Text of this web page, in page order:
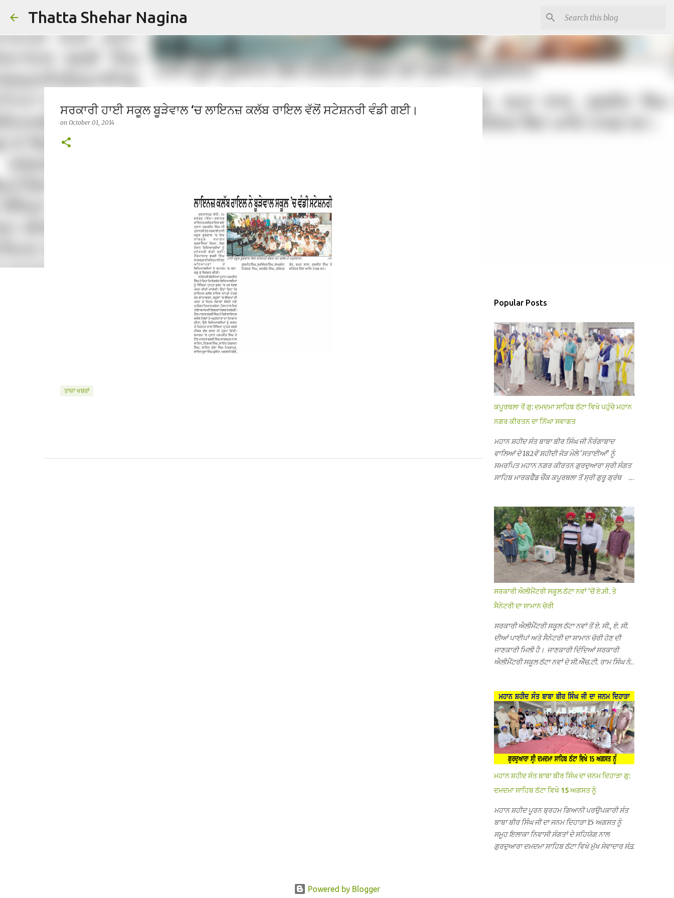
Thatta Shehar Nagina
ਸਰਕਾਰੀ ਹਾਈ ਸਕੂਲ ਬੂੜੇਵਾਲ ‘ਚ ਲਾਇਨਜ਼ ਕਲੱਬ ਰਾਇਲ ਵੱਲੋਂ ਸਟੇਸ਼ਨਰੀ ਵੰਡੀ ਗਈ।
on October 01, 2014
ਤਾਜ਼ਾ ਖਬਰਾਂ
Popular Posts
ਕਪੂਰਥਲਾ ਤੋਂ ਗੁ: ਦਮਦਮਾ ਸਾਹਿਬ ਠੱਟਾ ਵਿਖੇ ਪਹੁੰਚੇ ਮਹਾਨ
ਨਗਰ ਕੀਰਤਨ ਦਾ ਨਿੱਘਾ ਸਵਾਗਤ
ਮਹਾਨ ਸ਼ਹੀਦ ਸੰਤ ਬਾਬਾ ਬੀਰ ਸਿੰਘ ਜੀ ਨੌਰੰਗਾਬਾਦ
ਵਾਲਿਆਂ ਦੇ 182ਵੇਂ ਸ਼ਹੀਦੀ ਜੋੜ ਮੇਲੇ 'ਸਤਾਈਆਂ' ਨੂੰ
ਸਮਰਪਿਤ ਮਹਾਨ ਨਗਰ ਕੀਰਤਨ ਗੁਰਦੁਆਰਾ ਸ੍ਰੀ ਸੰਗਤ
ਸਾਹਿਬ ਮਾਰਕਫੈੱਡ ਚੌਂਕ ਕਪੂਰਥਲਾ ਤੋਂ ਸ੍ਰੀ ਗੁਰੂ ਗ੍ਰੰਥ
ਭਗਤਪੁਰ, ਭਗਵਾਨਪੁਰ, ਝੁੱਗੀਆਂ ਗੁਲਾਮ, ਮਜਾਦਪੁਰ,
ਕੁੱਲੀਆਂ, ਰੱਤਾ ਨੌ ਅਬਾਦ, ਕੋਲੀਆਂਵਾਲ, ਅੱਡਾ ਸਾਬੂਵਾਲ,
ਦਰੀਏਵਾਲ, ਟੋਡਰਵਾਲ, ਨਵਾਂ ਠੱਟਾ, ਪੁਰਾਣਾ ਠੱਟਾ ਤੋਂ ਹੁੰਦਾ
ਹੋਇਆ ਗੁਰਦੁਆਰਾ ਸ੍ਰੀ ਦਮਦਮਾ ਸਾਹਿਬ ਠੱਟਾ ਵਿਖੇ
ਪਹੁੰਚਿਆ। ਨਗਰ ਕੀਰਤਨ ਦੇ ਗੁਰਦੁਆਰਾ ਸ੍ਰੀ ਦਮਦਮਾ
ਸਾਹਿਬ ਠੱਟਾ ਵਿਖੇ ਪਹੁੰਚਣ ’ਤੇ ਮੁੱਖ ਸੇਵਾਦਾਰ ਸੰਤ ਬਾਬਾ
ਹਰਜੀਤ ਸਿੰਘ ਤੇ ਇਲਾਕੇ ਦੀਆਂ ਸੰਗਤਾਂ ਵੱਲੋਂ ਜੈਕਾਰਿਆਂ ਦੀ
ਗੂੰਜ ਵਿਚ ਨਿੱਘਾ ਸਵਾਗਤ ਕੀਤਾ ਗਿਆ। ਗੁਰਦੁਆਰਾ ਸ੍ਰੀ
ਦਮਦਮਾ ਸਾਹਿਬ ਠੱਟਾ ਵਿਖੇ ਨਗਰ ਕੀਰਤਨ ਦੇ ਸਮਾਪਤੀ ਦੀ
ਅਰਦਾਸ ਹੋਈ। ਇਸ ਮੌਕੇ ਪੰਜ ਪਿਆਰੇ ਸਾਹਿਬਾਨ ਤੇ ਨਗਰ
ਕੀਰਤਨ ਦੇ ਪ੍ਰਬੰਧਕਾਂ ਦਾ ਗੁਰਦੁਆਰਾ ਦਮਦਮਾ ਸਾਹਿਬ
ਠੱਟਾ ਦੇ ਮੁੱਖ ਸੇਵਾਦਾਰ ਸੰਤ ਬਾਬਾ ਹਰਜੀਤ ਸਿੰਘ ਵੱਲੋਂ
ਸਿਰੋਪਾਓ ਦੇ ਕੇ ਵਿਸ਼ੇਸ਼ ਤੌਰ ’ਤੇ ਸਨਮਾਨ ਕੀਤਾ ਗਿਆ।
ਨਿੱਘਾ ਸਵਾਗਤ ਕੀਤਾ ਗਿਆ ਤੇ ਨਗਰ ਕੀਰਤਨ ਦੀਆਂ ਸ...
ਸਰਕਾਰੀ ਐਲੀਮੈਂਟਰੀ ਸਕੂਲ ਠੱਟਾ ਨਵਾਂ ’ਚੋਂ ਏ.ਸੀ. ਤੇ
ਸੈਨੇਟਰੀ ਦਾ ਸਾਮਾਨ ਚੋਰੀ
ਸਰਕਾਰੀ ਐਲੀਮੈਂਟਰੀ ਸਕੂਲ ਠੱਟਾ ਨਵਾਂ ਤੋਂ ਏ. ਸੀ., ਏ. ਸੀ.
ਦੀਆਂ ਪਾਈਪਾਂ ਅਤੇ ਸੈਨੇਟਰੀ ਦਾ ਸਾਮਾਨ ਚੋਰੀ ਹੋਣ ਦੀ
ਜਾਣਕਾਰੀ ਮਿਲੀ ਹੈ। ਜਾਣਕਾਰੀ ਦਿੰਦਿਆਂ ਸਰਕਾਰੀ
ਐਲੀਮੈਂਟਰੀ ਸਕੂਲ ਠੱਟਾ ਨਵਾਂ ਦੇ ਸੀ.ਐੱਚ.ਟੀ. ਰਾਮ ਸਿੰਘ ਨੇ
ਹੋਣ ਤੇ ਜਦੋਂ ਉਨ੍ਹਾਂ ਨੂੰ ਸ਼ੱਕ ਪਿਆ ਤਾਂ ਕਮਰਿਆਂ ਦੀਆਂ ਛੱਤਾਂ
’ਤੇ ਜਾ ਕੇ ਦੇਖਿਆ। ਉੱਥੇ ਇੱਕ ਏ.ਸੀ.ਦਾ ਆਊਟ ਡੋਰ ਯੂਨਿਟ
ਗ਼ਾਇਬ ਸੀ ਅਤੇ ਦੂਜੇ ਦੋਵਾਂ ਏ. ਸੀਜ਼ ਦੀਆਂ ਪਾਈਪਾਂ ਚੋਰੀ
ਕੀਤੀਆਂ ਹੋਈਆਂ ਸਨ। ਉਨ੍ਹਾਂ ਦੱਸਿਆ ਕਿ ਉਹ ਛੁੱਟੀਆਂ
ਦੌਰਾਨ ਵੀ ਸਕੂਲ ਗੇੜਾ ਮਾਰਦੇ ਸਨ ਅਤੇ 20 ਜੂਨ ਤੱਕ ਸਭ
ਠੀਕ ਸੀ। ਚੋਰੀ ਦੀ ਘਟਨਾ 20 ਤੋਂ 30 ਜੂਨ ਵਿਚਕਾਰ ਹੋਈ
ਜਾਪਦੀ ਹੈ। ਇਸ ਮੌਕੇ ਸਕੂਲ ਸਟਾਫ ਮੈਂਬਰਾਂ ਅੰਜੂ ਬਾਲਾ,
ਟੋਡਰਵਾਲ ਨੇ ਦੱਸਿਆ ਕਿ ਸਕੂਲ ਵਿੱਚ ਪਿਛਲੇ ਸਾਲ ਤਿੰਨ ਏ.
ਸੀ. ਲਾਉਣ ਦੀ ਸੇਵਾ ਸੀ.ਐੱਚ.ਟੀ. ਰਾਮ ਸਿੰਘ ਵੱਲੋਂ ਕੀਤੀ ਗਈ
ਸੀ ਜਿਸ ਦੀ ਮਾਪਿਆਂ ਨੇ ਖੂਬ ਪ੍ਰਸੰਸਾ ਕੀਤੀ ਸੀ। ਉਨ੍ਹਾਂ
ਦੱਸਿਆ ਕਿ ਏਸੀ ਚੋਰੀ ਹੋਣ ਨਾਲ ਬੱਚਿਆਂ ਦੇ ਮਾਪਿਆਂ ਵਿੱਚ
ਭਾਰੀ ਰੋਸ ਹੈ ਅਤੇ ਉਨ੍ਹਾਂ ਨੇ ਪੁਲਿਸ ਪ੍ਰਸ਼ਾਸਨ ਤੋਂ ਤਰੁੰਤ
ਮਹਾਨ ਸ਼ਹੀਦ ਸੰਤ ਬਾਬਾ ਬੀਰ ਸਿੰਘ ਦਾ ਜਨਮ ਦਿਹਾੜਾ ਗੁ:
ਦਮਦਮਾ ਸਾਹਿਬ ਠੱਟਾ ਵਿਖੇ 15 ਅਗਸਤ ਨੂੰ
ਮਹਾਨ ਸ਼ਹੀਦ ਪੂਰਨ ਬ੍ਰਹਮ ਗਿਆਨੀ ਪਰਉਪਕਾਰੀ ਸੰਤ
ਬਾਬਾ ਬੀਰ ਸਿੰਘ ਜੀ ਦਾ ਜਨਮ ਦਿਹਾੜਾ 15 ਅਗਸਤ ਨੂੰ
ਸਮੂਹ ਇਲਾਕਾ ਨਿਵਾਸੀ ਸੰਗਤਾਂ ਦੇ ਸਹਿਯੋਗ ਨਾਲ
ਗੁਰਦੁਆਰਾ ਦਮਦਮਾ ਸਾਹਿਬ ਠੱਟਾ ਵਿਖੇ ਮੁੱਖ ਸੇਵਾਦਾਰ ਸੰਤ
Powered by Blogger